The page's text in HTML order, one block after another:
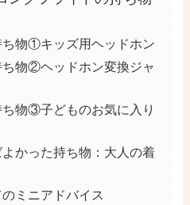
物①キッズ用ヘッドホン
物②ヘッドホン変換ジャ
物③子どものお気に入り
かった持ち物：大人の着
ミニアドバイス